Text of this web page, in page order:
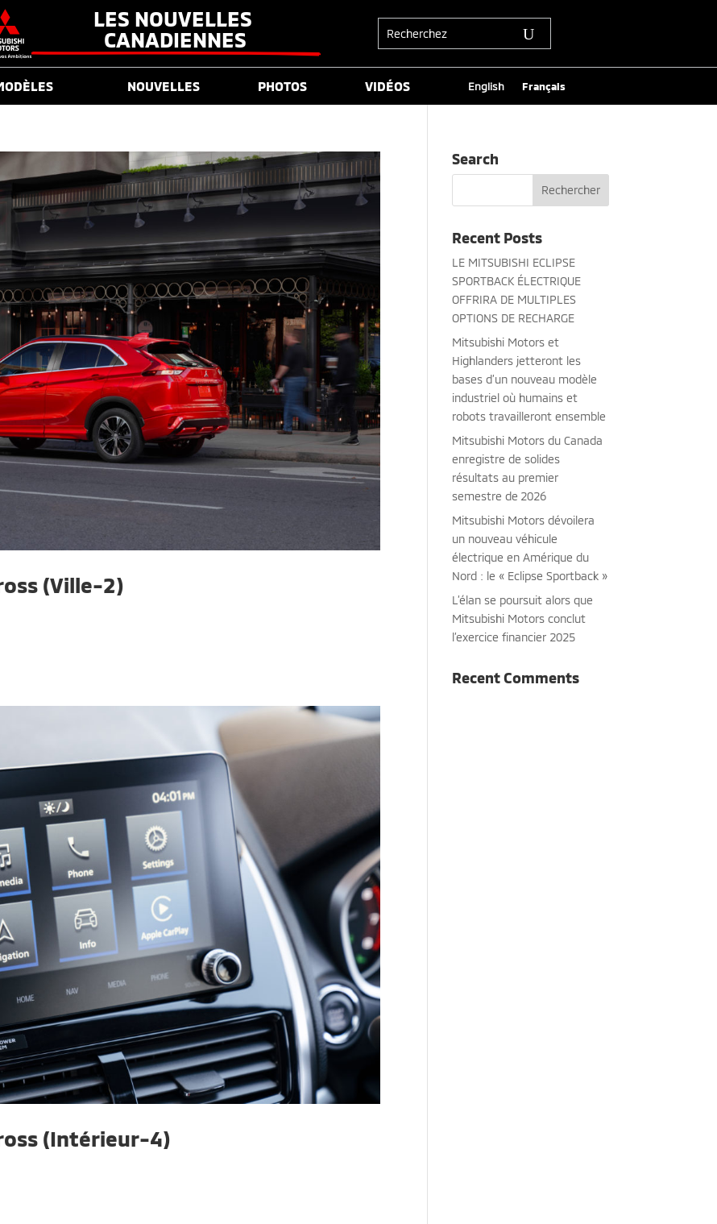
LES NOUVELLES
CANADIENNES
NOUVELLES PHOTOS VIDÉOS English Français
(Ville-2)
(Intérieur-4)
Search
Recent Posts
LE MITSUBISHI ECLIPSE
SPORTBACK ÉLECTRIQUE
OFFRIRA DE MULTIPLES
OPTIONS DE RECHARGE
Mitsubishi Motors et
Highlanders jetteront les
bases d’un nouveau modèle
industriel où humains et
robots travailleront ensemble
Mitsubishi Motors du Canada
enregistre de solides
résultats au premier
semestre de 2026
Mitsubishi Motors dévoilera
un nouveau véhicule
électrique en Amérique du
Nord : le « Eclipse Sportback »
L’élan se poursuit alors que
Mitsubishi Motors conclut
l’exercice financier 2025
Recent Comments